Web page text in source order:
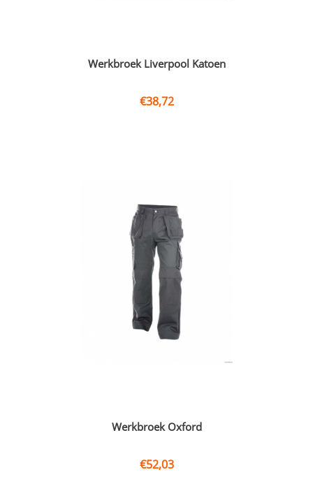
Werkbroek Liverpool Katoen
€38,72
Werkbroek Oxford
€52,03